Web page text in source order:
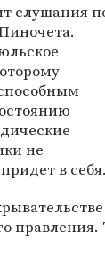
слушания
не
в себя.